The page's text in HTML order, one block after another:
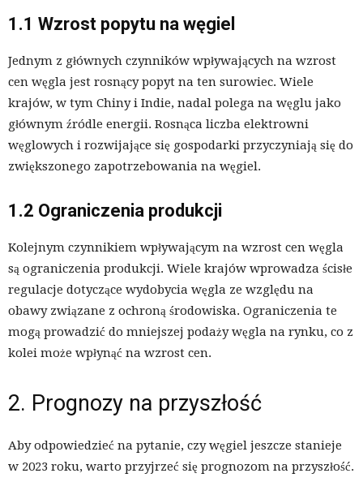
1.1 Wzrost popytu na węgiel
Jednym z głównych czynników wpływających na wzrost
cen węgla jest rosnący popyt na ten surowiec. Wiele
krajów, w tym Chiny i Indie, nadal polega na węglu jako
głównym źródle energii. Rosnąca liczba elektrowni
węglowych i rozwijające się gospodarki przyczyniają się do
zwiększonego zapotrzebowania na węgiel.
1.2 Ograniczenia produkcji
Kolejnym czynnikiem wpływającym na wzrost cen węgla
są ograniczenia produkcji. Wiele krajów wprowadza ścisłe
regulacje dotyczące wydobycia węgla ze względu na
obawy związane z ochroną środowiska. Ograniczenia te
mogą prowadzić do mniejszej podaży węgla na rynku, co z
kolei może wpłynąć na wzrost cen.
2. Prognozy na przyszłość
Aby odpowiedzieć na pytanie, czy węgiel jeszcze stanieje
w 2023 roku, warto przyjrzeć się prognozom na przyszłość.